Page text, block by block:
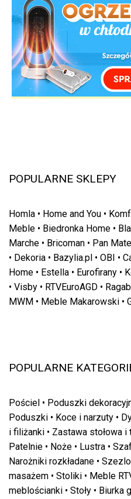
POPULARNE SKLEPY
Homla • Home and You •
Meble • Biedronka Home •
Marche • Bricoman • Pan
• Dekoria • Bazylia.pl • OBI •
Home • Estella • Eurofirany •
• Visby • RTVEuroAGD •
MWM • Meble Makarowski •
POPULARNE
Pościel • Poduszki
Poduszki • Koce i narzuty •
i filiżanki • Zastawa stołowa i
Patelnie • Noże • Lustra •
Narożniki rozkładane •
masażem • Stoliki • Meble
meblościanki • Stoły • Biurka